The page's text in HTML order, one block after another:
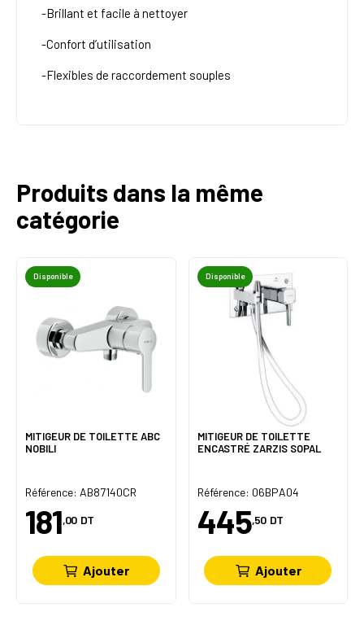
-Brillant et facile à nettoyer
-Confort d’utilisation
-Flexibles de raccordement souples
Produits dans la même
catégorie
Disponible
MITIGEUR DE TOILETTE ABC
NOBILI
Référence: AB87140CR
181,00 DT
Ajouter
Disponible
MITIGEUR DE TOILETTE
ENCASTRÉ ZARZIS SOPAL
Référence: 06BPA04
445,50 DT
Ajouter